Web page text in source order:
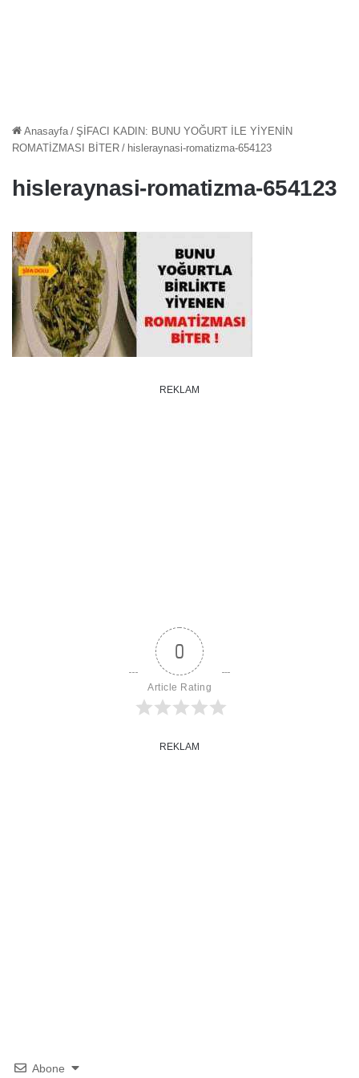
Anasayfa / ŞİFACI KADIN: BUNU YOĞURT İLE YİYENİN
ROMATİZMASI BİTER / hisleraynasi-romatizma-654123
hisleraynasi-romatizma-654123
REKLAM
0
Article Rating
REKLAM
Abone